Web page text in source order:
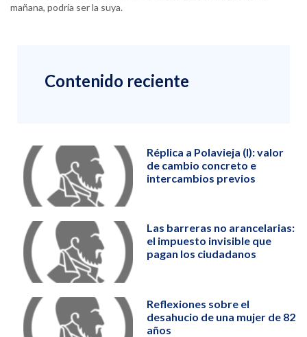
mañana, podría ser la suya.
Contenido reciente
Réplica a Polavieja (I): valor
de cambio concreto e
intercambios previos
Las barreras no arancelarias:
el impuesto invisible que
pagan los ciudadanos
Reflexiones sobre el
desahucio de una mujer de 82
años